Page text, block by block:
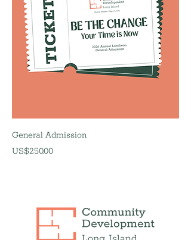
General Admission
價格
US$250.00